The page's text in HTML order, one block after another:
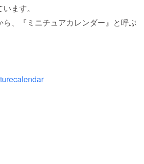
ます。
、『ミニチュアカレンダー』と呼ぶ